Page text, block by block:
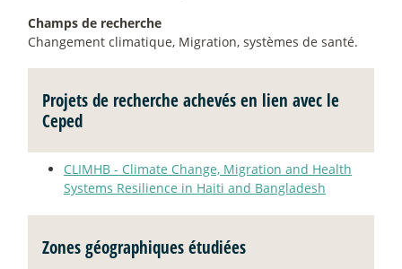
Champs de recherche
Changement climatique, Migration, systèmes de santé.
Projets de recherche achevés en lien avec le
Ceped
CLIMHB - Climate Change, Migration and Health
Systems Resilience in Haiti and Bangladesh
Zones géographiques étudiées